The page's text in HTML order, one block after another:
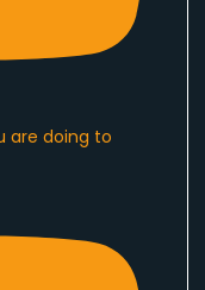
are doing to